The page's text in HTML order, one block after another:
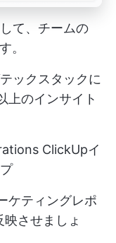
て、チームの
。
ックスタックに
上のインサイト
ClickUpイ
ケティングレポ
させましょ